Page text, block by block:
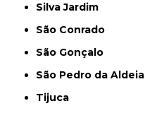
Silva Jardim
São Conrado
São Gonçalo
São Pedro da Aldeia
Tijuca